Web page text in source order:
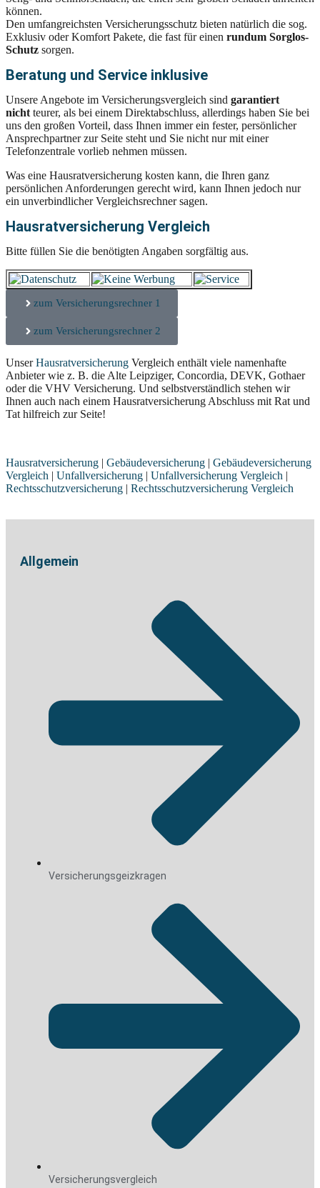
können.
Den umfangreichsten Versicherungsschutz bieten natürlich die sog.
Exklusiv oder Komfort Pakete, die fast für einen rundum Sorglos-
Schutz sorgen.
Beratung und Service inklusive
Unsere Angebote im Versicherungsvergleich sind garantiert
nicht teurer, als bei einem Direktabschluss, allerdings haben Sie bei
uns den großen Vorteil, dass Ihnen immer ein fester, persönlicher
Ansprechpartner zur Seite steht und Sie nicht nur mit einer
Telefonzentrale vorlieb nehmen müssen.
Was eine Hausratversicherung kosten kann, die Ihren ganz
persönlichen Anforderungen gerecht wird, kann Ihnen jedoch nur
ein unverbindlicher Vergleichsrechner sagen.
Hausratversicherung Vergleich
Bitte füllen Sie die benötigten Angaben sorgfältig aus.
zum Versicherungsrechner 1
zum Versicherungsrechner 2
UnserHausratversicherung Vergleich enthält viele namenhafte
Anbieter wie z. B. die Alte Leipziger, Concordia, DEVK, Gothaer
oder die VHV Versicherung. Und selbstverständlich stehen wir
Ihnen auch nach einem Hausratversicherung Abschluss mit Rat und
Tat hilfreich zur Seite!
Hausratversicherung | Gebäudeversicherung | Gebäudeversicherung
Vergleich | Unfallversicherung | Unfallversicherung Vergleich |
Rechtsschutzversicherung | Rechtsschutzversicherung Vergleich
Allgemein
Versicherungsgeizkragen
Versicherungsvergleich